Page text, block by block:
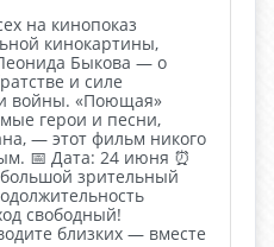
на кинопоказ
кинокартины,
Быкова — о
и силе
войны. «Поющая»
герои и песни,
— этот фильм никого
📅 Дата: 24 июня ⏰
зрительный
свободный!
близких — вместе